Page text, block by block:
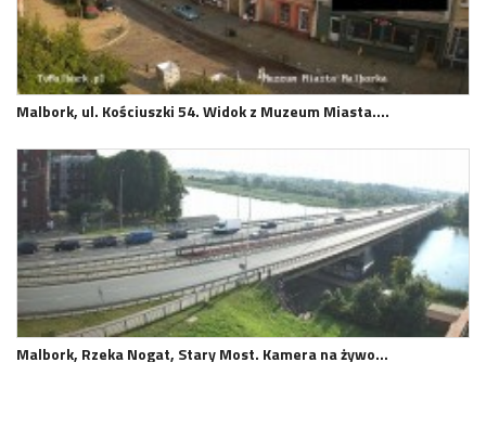
Malbork, ul. Kościuszki 54. Widok z Muzeum Miasta.…
Malbork, Rzeka Nogat, Stary Most. Kamera na żywo…